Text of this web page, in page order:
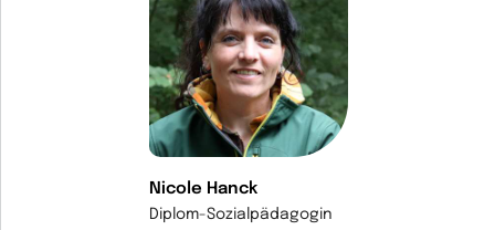
Nicole Hanck
Diplom-Sozialpädagogin